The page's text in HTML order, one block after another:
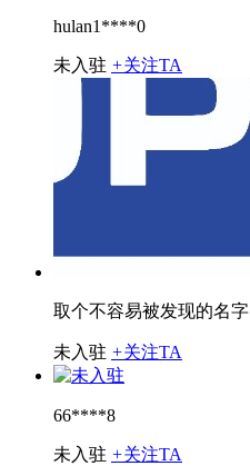
hulan1****0
未入驻 +关注TA
取个不容易被发现的名字
未入驻 +关注TA
66****8
未入驻 +关注TA